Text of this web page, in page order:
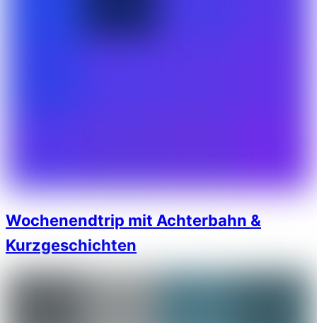
Wochenendtrip mit Achterbahn &
Kurzgeschichten